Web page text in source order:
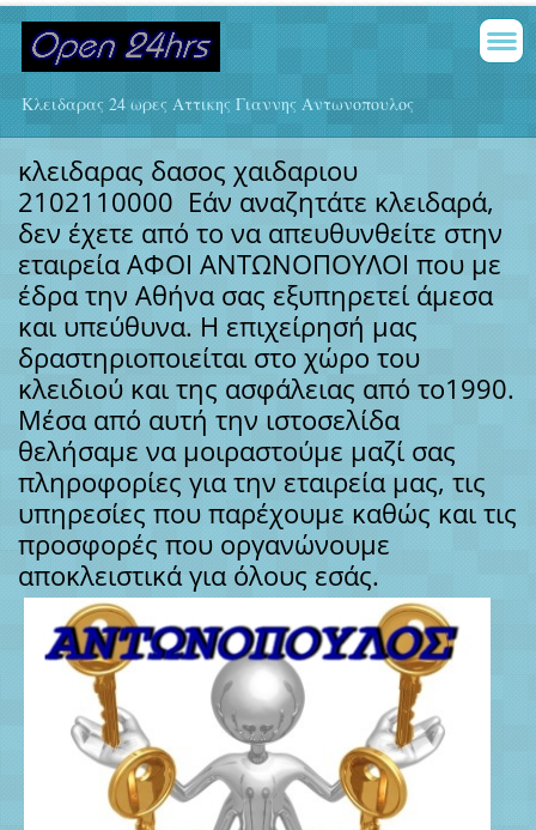
Κλειδαρας 24 ωρες Αττικης Γιαννης Αντωνοπουλος
κλειδαρας δασος χαιδαριου
2102110000 Εάν αναζητάτε κλειδαρά,
δεν έχετε από το να απευθυνθείτε στην
εταιρεία ΑΦΟΙ ΑΝΤΩΝΟΠΟΥΛΟΙ που με
έδρα την Αθήνα σας εξυπηρετεί άμεσα
και υπεύθυνα. Η επιχείρησή μας
δραστηριοποιείται στο χώρο του
κλειδιού και της ασφάλειας από το1990.
Μέσα από αυτή την ιστοσελίδα
θελήσαμε να μοιραστούμε μαζί σας
πληροφορίες για την εταιρεία μας, τις
υπηρεσίες που παρέχουμε καθώς και τις
προσφορές που οργανώνουμε
αποκλειστικά για όλους εσάς.